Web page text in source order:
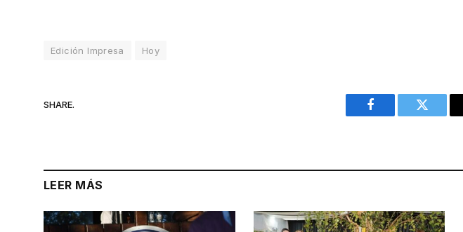
Edición Impresa Hoy
SHARE.
Facebook Twitter
LEER MÁS